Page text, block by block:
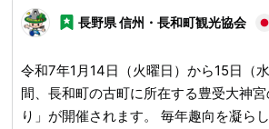
長野県 信州・長和町観光協会
令和7年1月14日（火曜日）から15日（
間、長和町の古町に所在する豊受大神
り」が開催されます。 毎年趣向を凝らした山車などが見ら